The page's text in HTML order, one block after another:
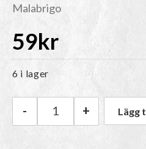
Malabrigo
59kr
6 i lager
Malabrigo Ultimate
- + Lägg